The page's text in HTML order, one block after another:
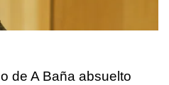
de A Baña absuelto